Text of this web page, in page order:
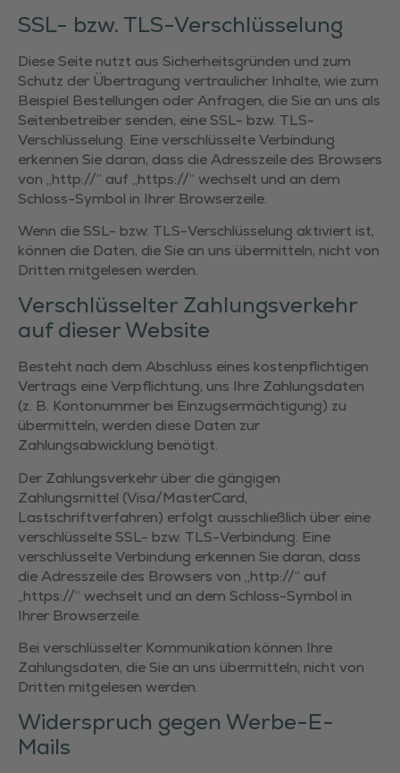
SSL- bzw. TLS-Verschlüsselung
Diese Seite nutzt aus Sicherheitsgründen und zum
Schutz der Übertragung vertraulicher Inhalte, wie zum
Beispiel Bestellungen oder Anfragen, die Sie an uns als
Seitenbetreiber senden, eine SSL- bzw. TLS-
Verschlüsselung. Eine verschlüsselte Verbindung
erkennen Sie daran, dass die Adresszeile des Browsers
von „http://“ auf „https://“ wechselt und an dem
Schloss-Symbol in Ihrer Browserzeile.
Wenn die SSL- bzw. TLS-Verschlüsselung aktiviert ist,
können die Daten, die Sie an uns übermitteln, nicht von
Dritten mitgelesen werden.
Verschlüsselter Zahlungsverkehr
auf dieser Website
Besteht nach dem Abschluss eines kostenpflichtigen
Vertrags eine Verpflichtung, uns Ihre Zahlungsdaten
(z. B. Kontonummer bei Einzugsermächtigung) zu
übermitteln, werden diese Daten zur
Zahlungsabwicklung benötigt.
Der Zahlungsverkehr über die gängigen
Zahlungsmittel (Visa/MasterCard,
Lastschriftverfahren) erfolgt ausschließlich über eine
verschlüsselte SSL- bzw. TLS-Verbindung. Eine
verschlüsselte Verbindung erkennen Sie daran, dass
die Adresszeile des Browsers von „http://“ auf
„https://“ wechselt und an dem Schloss-Symbol in
Ihrer Browserzeile.
Bei verschlüsselter Kommunikation können Ihre
Zahlungsdaten, die Sie an uns übermitteln, nicht von
Dritten mitgelesen werden.
Widerspruch gegen Werbe-E-
Mails